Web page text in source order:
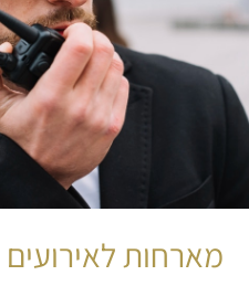
מארחות לאירועים